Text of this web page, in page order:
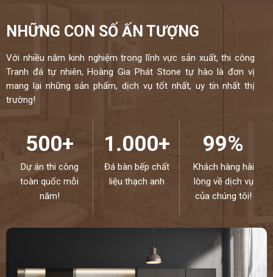
NHỮNG CON SỐ ẤN TƯỢNG
Với nhiều năm kinh nghiệm trong lĩnh vực sản xuất, thi công
Tranh đá tự nhiên, Hoàng Gia Phát Stone tự hào là đơn vị
mang lại những sản phẩm, dịch vụ tốt nhất, uy tín nhất thị
trường!
500+
Dự án thi công
toàn quốc mỗi
năm!
1.000+
Đá bàn bếp chất
liệu thạch anh
99%
Khách hàng hài
lòng về dịch vụ
của chúng tôi!